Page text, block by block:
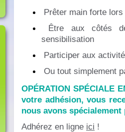
Prêter main forte
Être aux côtés
sensibilisation
Participer aux
Ou tout simplement
OPÉRATION SPÉCIALE
votre adhésion, vous
nous avons
Adhérez en ligne ici !